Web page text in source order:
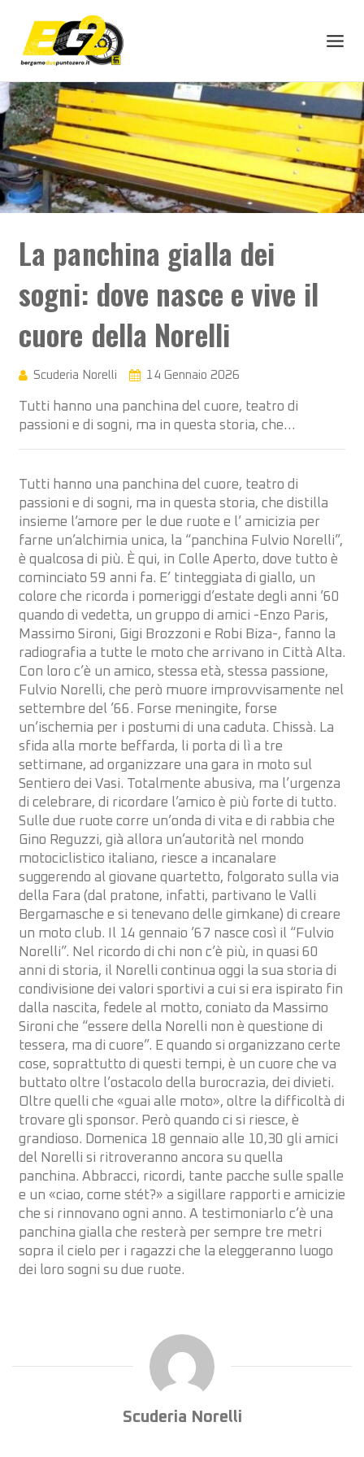
content
La panchina gialla dei
sogni: dove nasce e vive il
cuore della Norelli
Scuderia Norelli 14 Gennaio 2026
Tutti hanno una panchina del cuore, teatro di
passioni e di sogni, ma in questa storia, che…
Tutti hanno una panchina del cuore, teatro di
passioni e di sogni, ma in questa storia, che distilla
insieme l’amore per le due ruote e l’ amicizia per
farne un’alchimia unica, la “panchina Fulvio Norelli”,
è qualcosa di più. È qui, in Colle Aperto, dove tutto è
cominciato 59 anni fa. E’ tinteggiata di giallo, un
colore che ricorda i pomeriggi d’estate degli anni ’60
quando di vedetta, un gruppo di amici -Enzo Paris,
Massimo Sironi, Gigi Brozzoni e Robi Biza-, fanno la
radiografia a tutte le moto che arrivano in Città Alta.
Con loro c’è un amico, stessa età, stessa passione,
Fulvio Norelli, che però muore improvvisamente nel
settembre del ’66. Forse meningite, forse
un’ischemia per i postumi di una caduta. Chissà. La
sfida alla morte beffarda, li porta di lì a tre
settimane, ad organizzare una gara in moto sul
Sentiero dei Vasi. Totalmente abusiva, ma l’urgenza
di celebrare, di ricordare l’amico è più forte di tutto.
Sulle due ruote corre un’onda di vita e di rabbia che
Gino Reguzzi, già allora un’autorità nel mondo
motociclistico italiano, riesce a incanalare
suggerendo al giovane quartetto, folgorato sulla via
della Fara (dal pratone, infatti, partivano le Valli
Bergamasche e si tenevano delle gimkane) di creare
un moto club. Il 14 gennaio ’67 nasce così il “Fulvio
Norelli”. Nel ricordo di chi non c’è più, in quasi 60
anni di storia, il Norelli continua oggi la sua storia di
condivisione dei valori sportivi a cui si era ispirato fin
dalla nascita, fedele al motto, coniato da Massimo
Sironi che “essere della Norelli non è questione di
tessera, ma di cuore”. E quando si organizzano certe
cose, soprattutto di questi tempi, è un cuore che va
buttato oltre l’ostacolo della burocrazia, dei divieti.
Oltre quelli che «guai alle moto», oltre la difficoltà di
trovare gli sponsor. Però quando ci si riesce, è
grandioso. Domenica 18 gennaio alle 10,30 gli amici
del Norelli si ritroveranno ancora su quella
panchina. Abbracci, ricordi, tante pacche sulle spalle
e un «ciao, come stét?» a sigillare rapporti e amicizie
che si rinnovano ogni anno. A testimoniarlo c’è una
panchina gialla che resterà per sempre tre metri
sopra il cielo per i ragazzi che la eleggeranno luogo
dei loro sogni su due ruote.
Scuderia Norelli